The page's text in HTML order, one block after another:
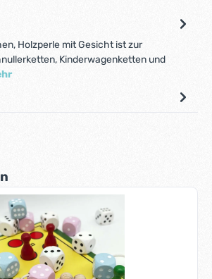
Holzperle mit Gesicht ist zur
Kinderwagenketten und